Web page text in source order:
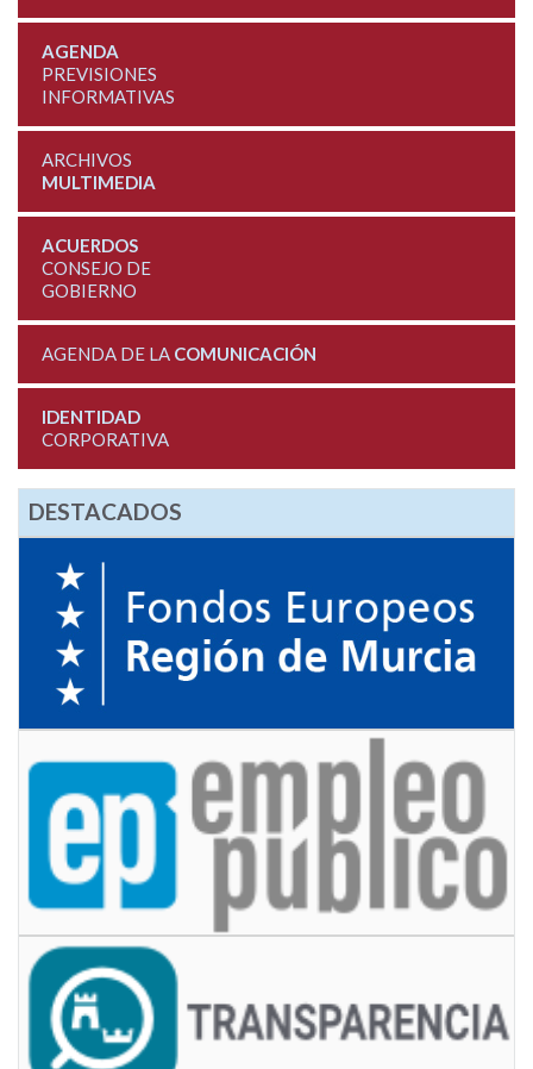
AGENDA
PREVISIONES
INFORMATIVAS
ARCHIVOS
MULTIMEDIA
ACUERDOS
CONSEJO DE
GOBIERNO
AGENDA DE LA COMUNICACIÓN
IDENTIDAD
CORPORATIVA
DESTACADOS